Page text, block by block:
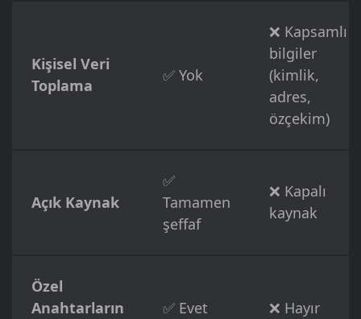
Kişisel Veri
Toplama
✅ Yok
❌ Kapsamlı
bilgiler
(kimlik,
adres,
özçekim)
Açık Kaynak
✅
Tamamen
şeffaf
❌ Kapalı
kaynak
Özel
Anahtarların
✅ Evet ❌ Hayır